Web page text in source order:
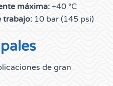
máxima:+40 °C
trabajo: 10 bar (145 psi)
de gran